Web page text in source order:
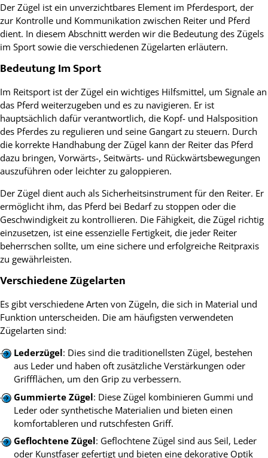
Der Zügel ist ein unverzichtbares Element im Pferdesport, der
zur Kontrolle und Kommunikation zwischen Reiter und Pferd
dient. In diesem Abschnitt werden wir die Bedeutung des Zügels
im Sport sowie die verschiedenen Zügelarten erläutern.
Bedeutung Im Sport
Im Reitsport ist der Zügel ein wichtiges Hilfsmittel, um Signale an
das Pferd weiterzugeben und es zu navigieren. Er ist
hauptsächlich dafür verantwortlich, die Kopf- und Halsposition
des Pferdes zu regulieren und seine Gangart zu steuern. Durch
die korrekte Handhabung der Zügel kann der Reiter das Pferd
dazu bringen, Vorwärts-, Seitwärts- und Rückwärtsbewegungen
auszuführen oder leichter zu galoppieren.
Der Zügel dient auch als Sicherheitsinstrument für den Reiter. Er
ermöglicht ihm, das Pferd bei Bedarf zu stoppen oder die
Geschwindigkeit zu kontrollieren. Die Fähigkeit, die Zügel richtig
einzusetzen, ist eine essenzielle Fertigkeit, die jeder Reiter
beherrschen sollte, um eine sichere und erfolgreiche Reitpraxis
zu gewährleisten.
Verschiedene Zügelarten
Es gibt verschiedene Arten von Zügeln, die sich in Material und
Funktion unterscheiden. Die am häufigsten verwendeten
Zügelarten sind:
Lederzügel: Dies sind die traditionellsten Zügel, bestehen
aus Leder und haben oft zusätzliche Verstärkungen oder
Griffflächen, um den Grip zu verbessern.
Gummierte Zügel: Diese Zügel kombinieren Gummi und
Leder oder synthetische Materialien und bieten einen
komfortableren und rutschfesten Griff.
Geflochtene Zügel: Geflochtene Zügel sind aus Seil, Leder
oder Kunstfaser gefertigt und bieten eine dekorative Optik